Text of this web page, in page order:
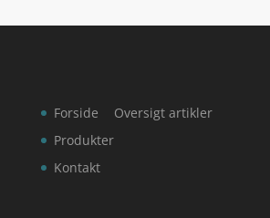
Forside
Produkter
Kontakt
Oversigt artikler